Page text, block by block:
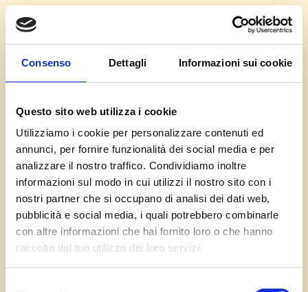
Consenso Dettagli Informazioni sui cookie
Questo sito web utilizza i cookie
Utilizziamo i cookie per personalizzare contenuti ed
annunci, per fornire funzionalità dei social media e per
analizzare il nostro traffico. Condividiamo inoltre
informazioni sul modo in cui utilizzi il nostro sito con i
nostri partner che si occupano di analisi dei dati web,
pubblicità e social media, i quali potrebbero combinarle
con altre informazioni che hai fornito loro o che hanno
raccolto dal tuo utilizzo dei loro servizi.
In collaborazione con:
Piatti